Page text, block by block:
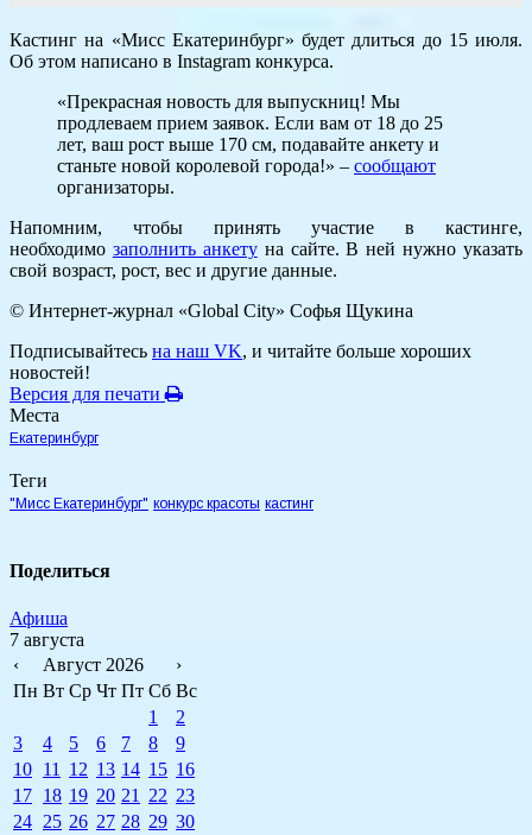
Кастинг на «Мисс Екатеринбург» будет длиться до 15 июля.
Об этом написано в Instagram конкурса.
«Прекрасная новость для выпускниц! Мы
продлеваем прием заявок. Если вам от 18 до 25
лет, ваш рост выше 170 см, подавайте анкету и
станьте новой королевой города!» – сообщают
организаторы.
Напомним, чтобы принять участие в кастинге,
необходимо заполнить анкетуна сайте. В ней нужно указать
свой возраст, рост, вес и другие данные.
© Интернет-журнал «Global City» Софья Щукина
Подписывайтесь на наш VK, и читайте больше хороших
новостей!
Версия для печати
Места
Екатеринбург
Теги
"Мисс Екатеринбург" конкурс красоты кастинг
Поделиться
Афиша
7 августа
‹
Август 2026
›
Пн Вт Ср Чт Пт Сб Вс
1
2
3
4 5 6 7 8
9
10 11 12 13 14 15 16
17 18 19 20 21 22 23
24 25 26 27 28 29 30